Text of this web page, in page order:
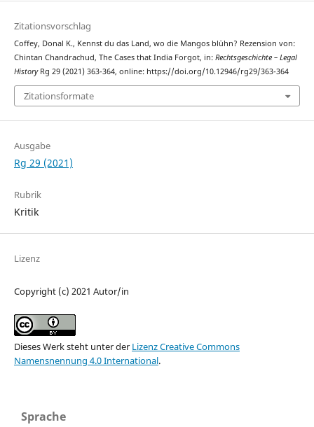
Zitationsvorschlag
Coffey, Donal K., Kennst du das Land, wo die Mangos blühn? Rezension von:
Chintan Chandrachud, The Cases that India Forgot, in: Rechtsgeschichte – Legal
HistoryRg 29 (2021) 363-364, online: https://doi.org/10.12946/rg29/363-364
Zitationsformate
Ausgabe
Rg 29 (2021)
Rubrik
Kritik
Lizenz
Copyright (c) 2021 Autor/in
Dieses Werk steht unter der Lizenz Creative Commons
Namensnennung 4.0 International.
Sprache